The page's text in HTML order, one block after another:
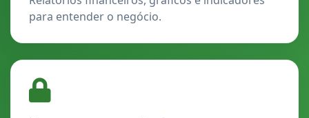
para entender o negócio.